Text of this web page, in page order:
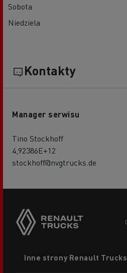
Sobota
Niedziela
Kontakty
Manager serwisu
Tino Stockhoff
4,92386E+12
stockhoff@nvgtrucks.de
menu
Inne strony Renault Trucks